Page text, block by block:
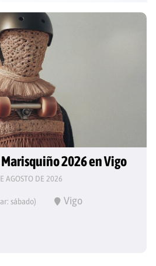
2026 en Vigo
AGOSTO DE 2026
sábado) Vigo